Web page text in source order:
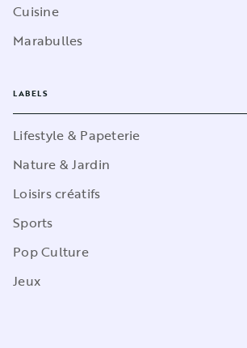
Cuisine
Marabulles
LABELS
Lifestyle & Papeterie
Nature & Jardin
Loisirs créatifs
Sports
Pop Culture
Jeux